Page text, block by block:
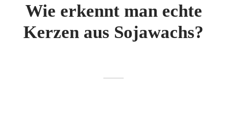
Wie erkennt man echte
Kerzen aus Sojawachs?